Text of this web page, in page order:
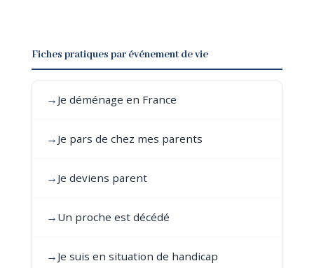
Fiches pratiques par événement de vie
→ Je déménage en France
→ Je pars de chez mes parents
→ Je deviens parent
→ Un proche est décédé
→ Je suis en situation de handicap